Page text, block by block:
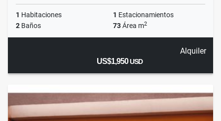
1 Habitaciones 1 Estacionamientos
2 Baños 73Área m2
Alquiler
US$1,950USD